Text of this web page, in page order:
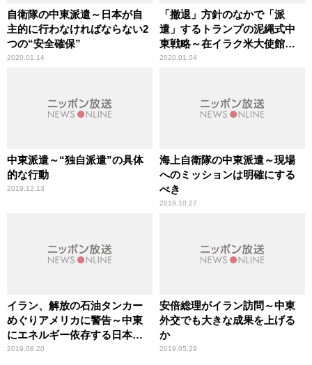
自衛隊の中東派遣～日本が自
主的に行わなければならない2
つの“安全確保”
2020.01.14
「撤退」方針のなかで「派
遣」するトランプの泥縄式中
東戦略～在イラク米大使館襲
撃
2020.01.04
中東派遣～“独自派遣”の具体
的な行動
2019.12.13
海上自衛隊の中東派遣～現場
へのミッションは明確にする
べき
2019.10.27
イラン、解放の石油タンカー
めぐりアメリカに警告～中東
にエネルギー依存する日本も
看過できない
2019.08.20
安倍総理がイラン訪問～中東
外交でも大きな成果を上げる
か
2019.05.29